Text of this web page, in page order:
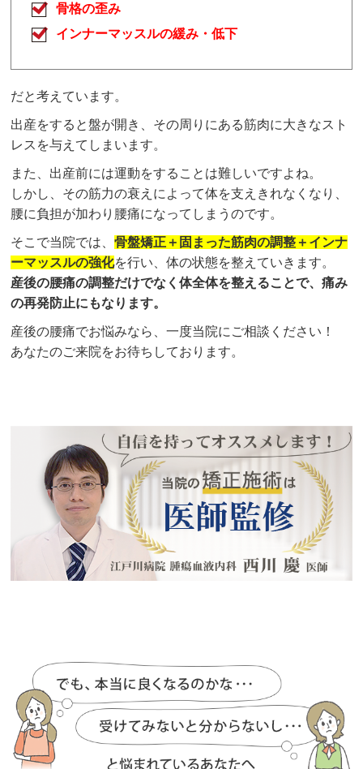
骨格の歪み
インナーマッスルの緩み・低下
だと考えています。
出産をすると盤が開き、その周りにある筋肉に大きなスト
レスを与えてしまいます。
また、出産前には運動をすることは難しいですよね。
しかし、その筋力の衰えによって体を支えきれなくなり、
腰に負担が加わり腰痛になってしまうのです。
そこで当院では、骨盤矯正＋固まった筋肉の調整＋インナ
ーマッスルの強化を行い、体の状態を整えていきます。
産後の腰痛の調整だけでなく体全体を整えることで、痛み
の再発防止にもなります。
産後の腰痛でお悩みなら、一度当院にご相談ください！
あなたのご来院をお待ちしております。